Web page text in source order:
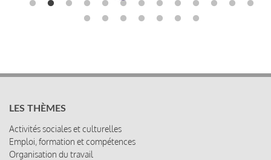
LES THÈMES
Activités sociales et culturelles
Emploi, formation et compétences
Organisation du travail